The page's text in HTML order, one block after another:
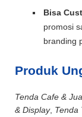
Bisa
promosi
branding
Produk
Tenda Cafe &
& Display, Tenda